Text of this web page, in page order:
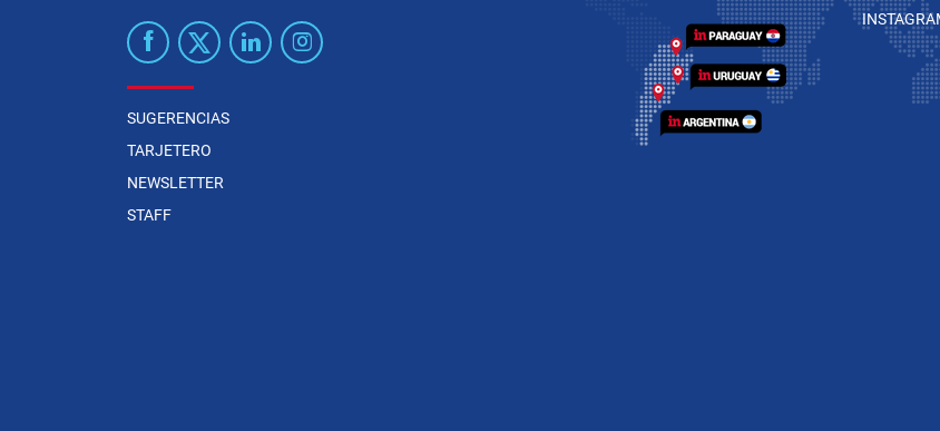
SUGERENCIAS
TARJETERO
NEWSLETTER
STAFF